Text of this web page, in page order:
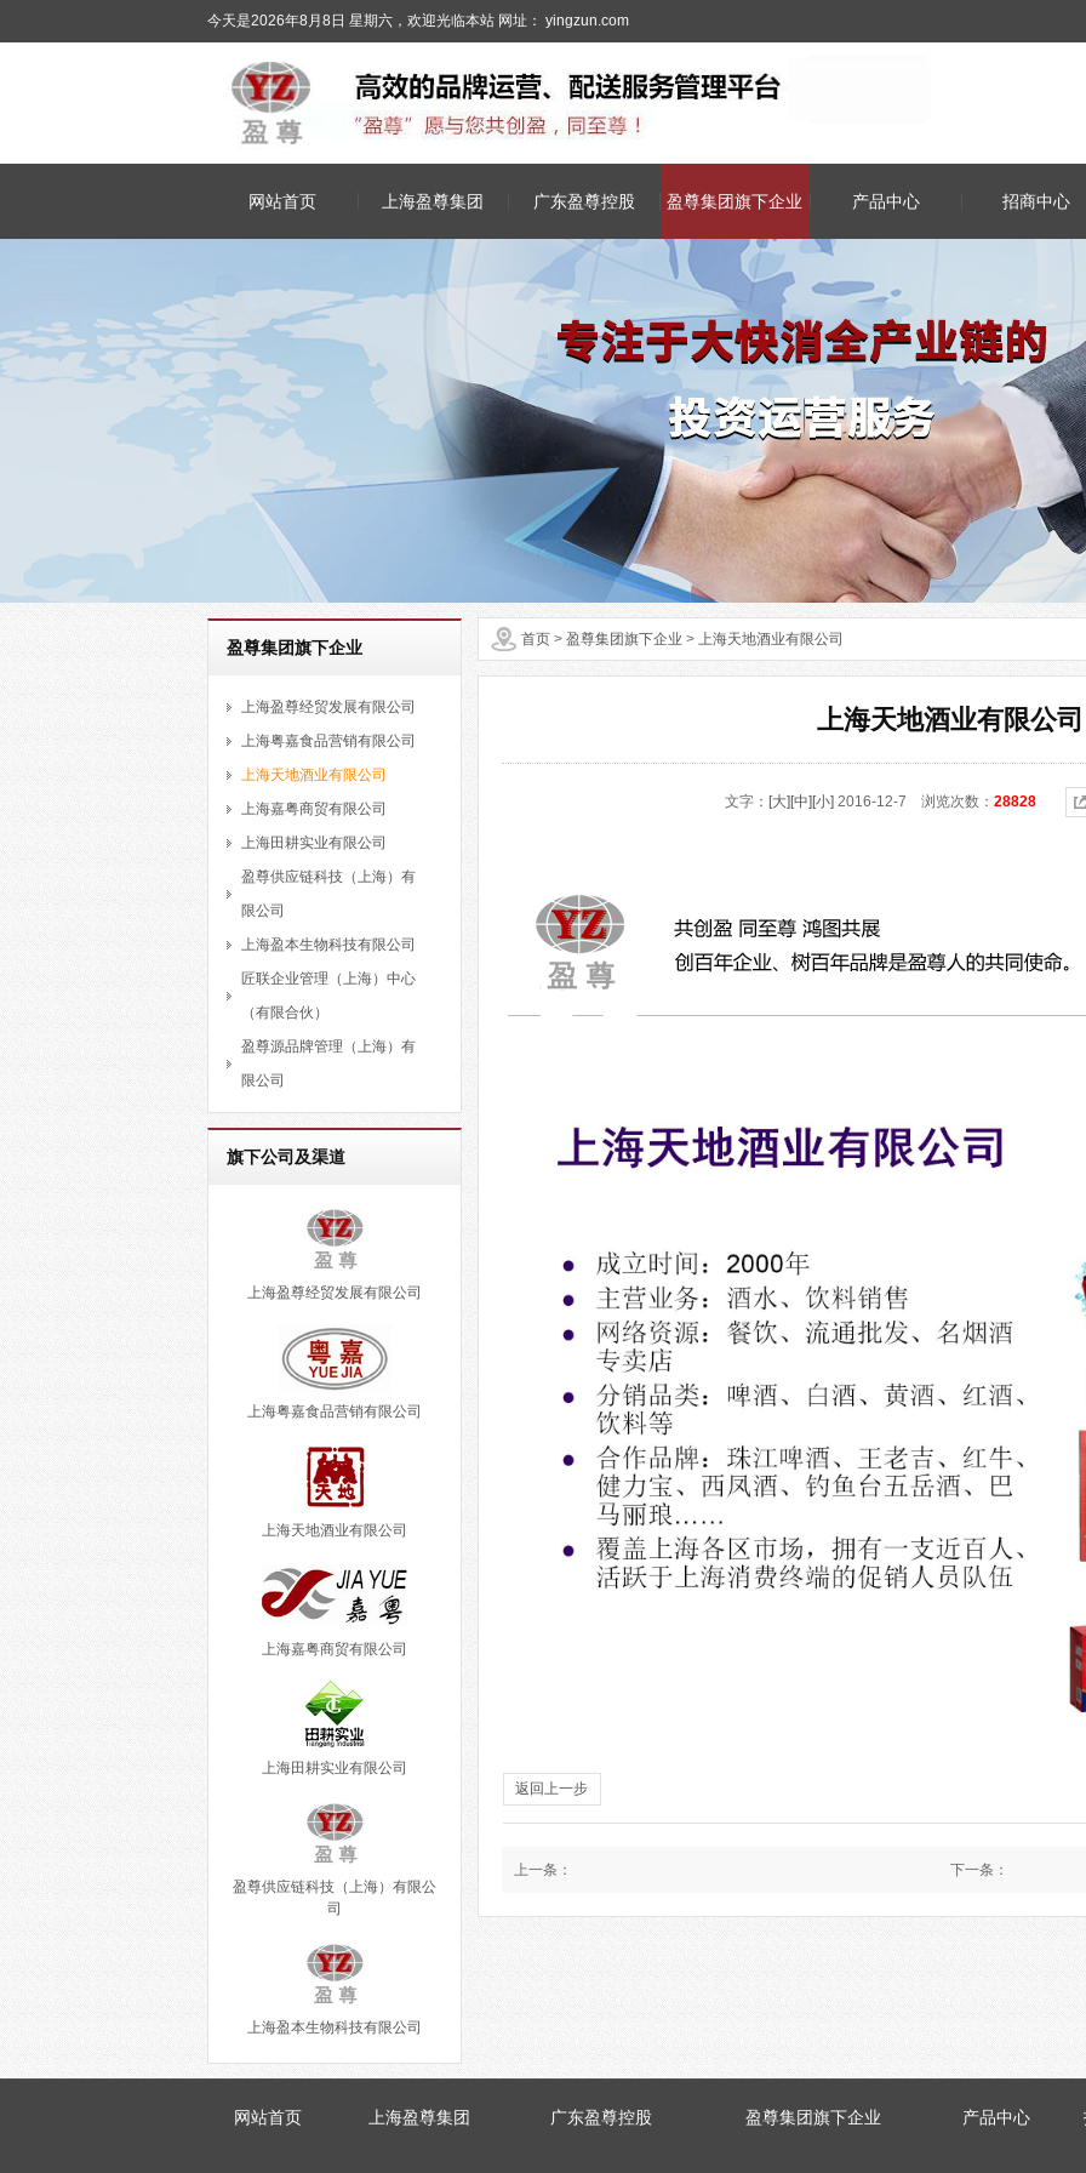
今天是2026年8月8日 星期六，欢迎光临本站 网址： yingzun.com
网站首页 上海盈尊集团 广东盈尊控股 盈尊集团旗下企业 产品中心 招商中心
首页> 盈尊集团旗下企业 > 上海天地酒业有限公司
盈尊集团旗下企业
上海盈尊经贸发展有限公司
上海粤嘉食品营销有限公司
上海天地酒业有限公司
上海嘉粤商贸有限公司
上海田耕实业有限公司
盈尊供应链科技（上海）有
限公司
上海盈本生物科技有限公司
匠联企业管理（上海）中心
（有限合伙）
盈尊源品牌管理（上海）有
限公司
旗下公司及渠道
上海盈尊经贸发展有限公司
上海粤嘉食品营销有限公司
上海天地酒业有限公司
上海嘉粤商贸有限公司
上海田耕实业有限公司
盈尊供应链科技（上海）有限公
司
上海盈本生物科技有限公司
上海天地酒业有限公司
文字： [大] [中] [小] 2016-12-7 浏览次数： 28828
返回上一步
上一条： 下一条：
网站首页 上海盈尊集团 广东盈尊控股 盈尊集团旗下企业 产品中心